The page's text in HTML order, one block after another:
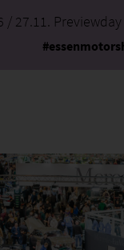
/ 27.11. Previewday